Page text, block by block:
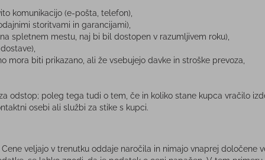
komunikacijo (e-pošta, telefon),
storitvami in garancijami),
spletnem mestu, naj bi bil dostopen v razumljivem roku),
mora biti prikazano, ali že vsebujejo davke in stroške prevoza,
odstop; poleg tega tudi o tem, če in koliko stane kupca vračilo
osebi ali službi za stike s kupci.
veljajo v trenutku oddaje naročila in nimajo vnaprej določene